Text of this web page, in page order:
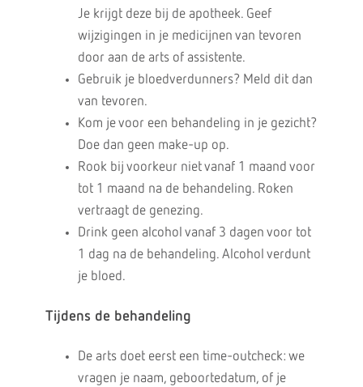
Je krijgt deze bij de apotheek. Geef
wijzigingen in je medicijnen van tevoren
door aan de arts of assistente.
Gebruik je bloedverdunners? Meld dit dan
van tevoren.
Kom je voor een behandeling in je gezicht?
Doe dan geen make-up op.
Rook bij voorkeur niet vanaf 1 maand voor
tot 1 maand na de behandeling. Roken
vertraagt de genezing.
Drink geen alcohol vanaf 3 dagen voor tot
1 dag na de behandeling. Alcohol verdunt
je bloed.
Tijdens de behandeling
De arts doet eerst een time-outcheck: we
vragen je naam, geboortedatum, of je